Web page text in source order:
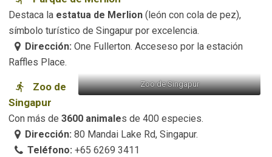
Destaca la estatua de Merlion (león con cola de pez),
símbolo turístico de Singapur por excelencia.
Dirección: One Fullerton. Acceseso por la estación
Raffles Place.
Zoo de Singapur
Zoo de
Singapur
Con más de 3600 animales de 400 especies.
Dirección: 80 Mandai Lake Rd, Singapur.
Teléfono: +65 6269 3411